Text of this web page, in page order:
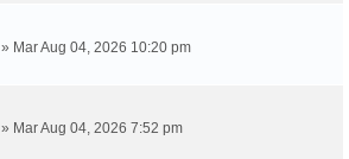
» Mar Aug 04, 2026 10:20 pm
» Mar Aug 04, 2026 7:52 pm